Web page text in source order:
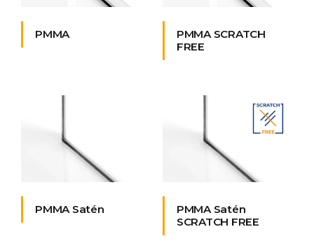
PMMA
PMMA SCRATCH
FREE
PMMA Satén
PMMA Satén
SCRATCH FREE